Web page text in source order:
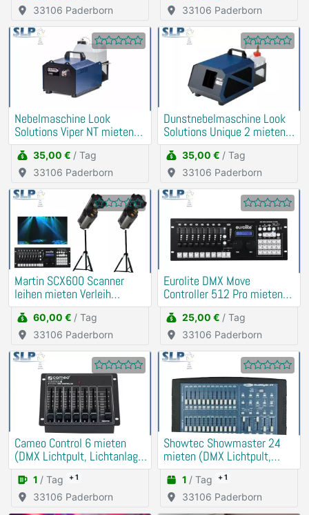
33106 Paderborn
33106 Paderborn
Nebelmaschine Look
Solutions Viper NT mieten
Verleih
35,00 € / Tag
33106 Paderborn
Dunstnebelmaschine Look
Solutions Unique 2 mieten
Verleih
35,00 € / Tag
33106 Paderborn
Martin SCX600 Scanner
leihen mieten Verleih
(Strobo, Lichtanlage)
60,00 € / Tag
33106 Paderborn
Eurolite DMX Move
Controller 512 Pro mieten
(Lichtpult)
25,00 € / Tag
33106 Paderborn
Cameo Control 6 mieten
(DMX Lichtpult, Lichtanlage,
Party)
1 / Tag + 1
33106 Paderborn
Showtec Showmaster 24
mieten (DMX Lichtpult,
Lichtanlage, Party)
1 / Tag + 1
33106 Paderborn